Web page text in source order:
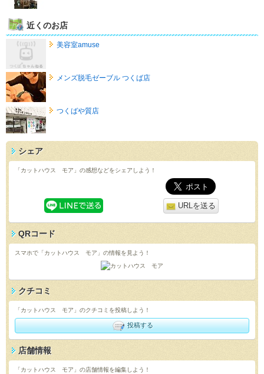
近くのお店
美容室amuse
メンズ脱毛ゼーブル つくば店
つくばや質店
シェア
「カットハウス モア」の感想などをシェアしよう！
URLを送る
QRコード
スマホで「カットハウス モア」の情報を見よう！
クチコミ
「カットハウス モア」のクチコミを投稿しよう！
投稿する
店舗情報
「カットハウス モア」の店舗情報を編集しよう！